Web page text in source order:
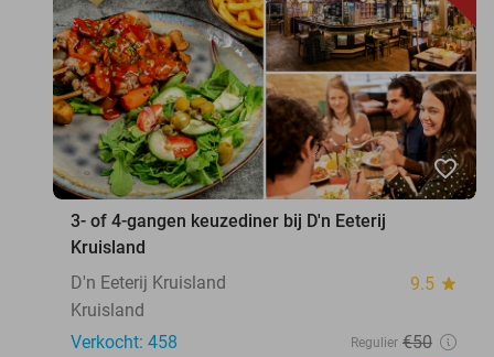
favorite_border
3- of 4-gangen keuzediner bij D'n Eeterij
Kruisland
D'n Eeterij Kruisland
9.5 star
Kruisland
Verkocht: 458
Regulier €50